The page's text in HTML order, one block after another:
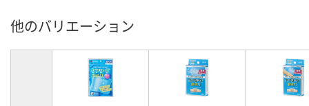
他のバリエーション